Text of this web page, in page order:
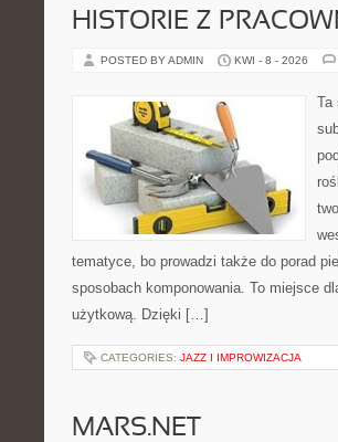
HISTORIE Z
POSTED BY ADMIN KWI - 8 - 2026
Ta
tematyce, bo prowadzi także do porad
sposobach komponowania. To miejsce
użytkową. Dzięki […]
CATEGORIES: JAZZ I IMPROWIZACJA
MARS.NET